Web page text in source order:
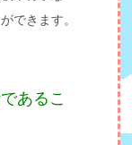
できます。
あるこ